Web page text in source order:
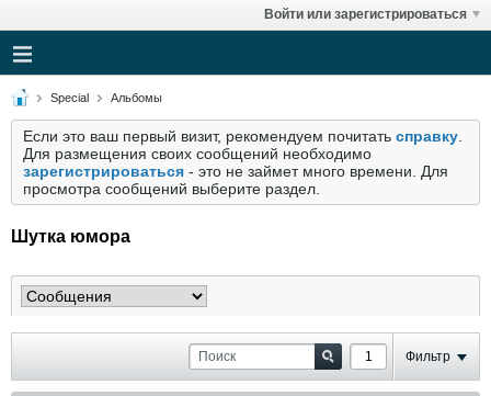
Войти или зарегистрироваться
Special Альбомы
Если это ваш первый визит, рекомендуем почитать справку
Для размещения своих сообщений необходимо
зарегистрироваться - это не займет много времени. Для
просмотра сообщений выберите раздел.
Шутка юмора
Фильтр